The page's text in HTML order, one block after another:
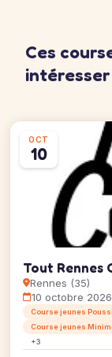
Ces
intéresser
OCT
10
Tout Rennes
Rennes (35)
10 octobre 2026
Course jeunes
Course jeunes
+3